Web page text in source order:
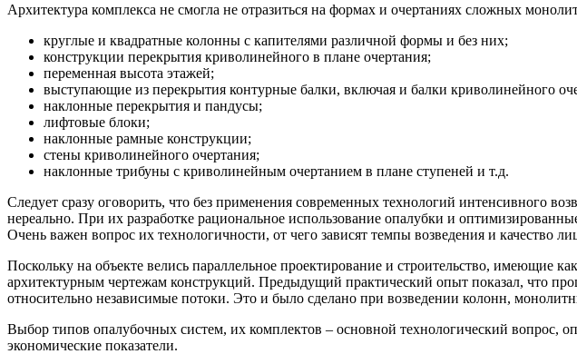
Архитектура комплекса не смогла не отразиться на формах и очертаниях сложных
круглые и квадратные колонны с капителями различной формы и без них;
конструкции перекрытия криволинейного в плане очертания;
переменная высота этажей;
выступающие из перекрытия контурные балки, включая и балки криволинейного
наклонные перекрытия и пандусы;
лифтовые блоки;
наклонные рамные конструкции;
стены криволинейного очертания;
наклонные трибуны с криволинейным очертанием в плане ступеней и т.д.
Следует сразу оговорить, что без применения современных технологий интенсивного
нереально. При их разработке рациональное использование опалубки и
Очень важен вопрос их технологичности, от чего зависят темпы возведения и качество
Поскольку на объекте велись параллельное проектирование и строительство, имеющие
архитектурным чертежам конструкций. Предыдущий практический опыт показал, что
относительно независимые потоки. Это и было сделано при возведении колонн,
Выбор типов опалубочных систем, их комплектов – основной технологический
экономические показатели.